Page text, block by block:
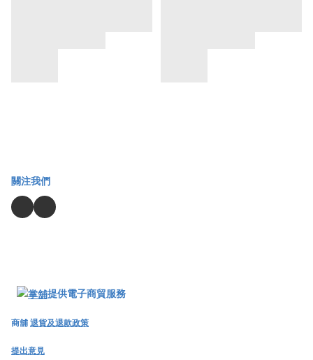
關注我們
提供電子商貿服務
商舖退貨及退款政策
提出意見